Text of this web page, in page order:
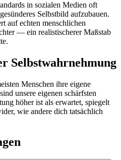
in sozialen Medien oft
Selbstbild aufzubauen.
auf echten menschlichen
— ein realistischerer Maßstab
Selbstwahrnehmung
Menschen ihre eigene
unsere eigenen schärfsten
höher ist als erwartet, spiegelt
wie andere dich tatsächlich